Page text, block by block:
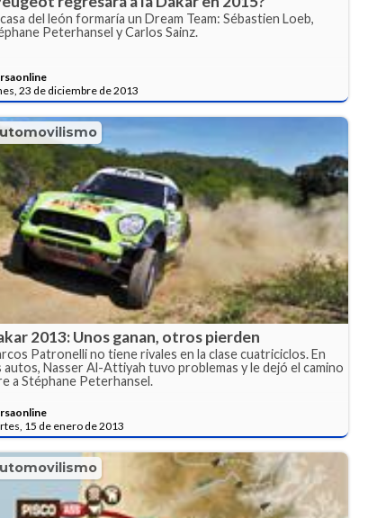
del león formaría un Dream Team: Sébastien Loeb,
Peterhansel y Carlos Sainz.
23 de diciembre de 2013
2013: Unos ganan, otros pierden
Patronelli no tiene rivales en la clase cuatriciclos. En
autos, Nasser Al-Attiyah tuvo problemas y le dejó el camino
a Stéphane Peterhansel.
15 de enero de 2013